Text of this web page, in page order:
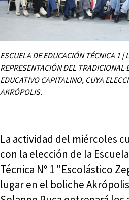
ESCUELA DE EDUCACIÓN TÉCNICA 1
REPRESENTACIÓN DEL TRADICIONAL
EDUCATIVO CAPITALINO, CUYA
AKRÓPOLIS.
La actividad del miércoles
con la elección de la
Técnica N° 1 "Escolástico
lugar en el boliche